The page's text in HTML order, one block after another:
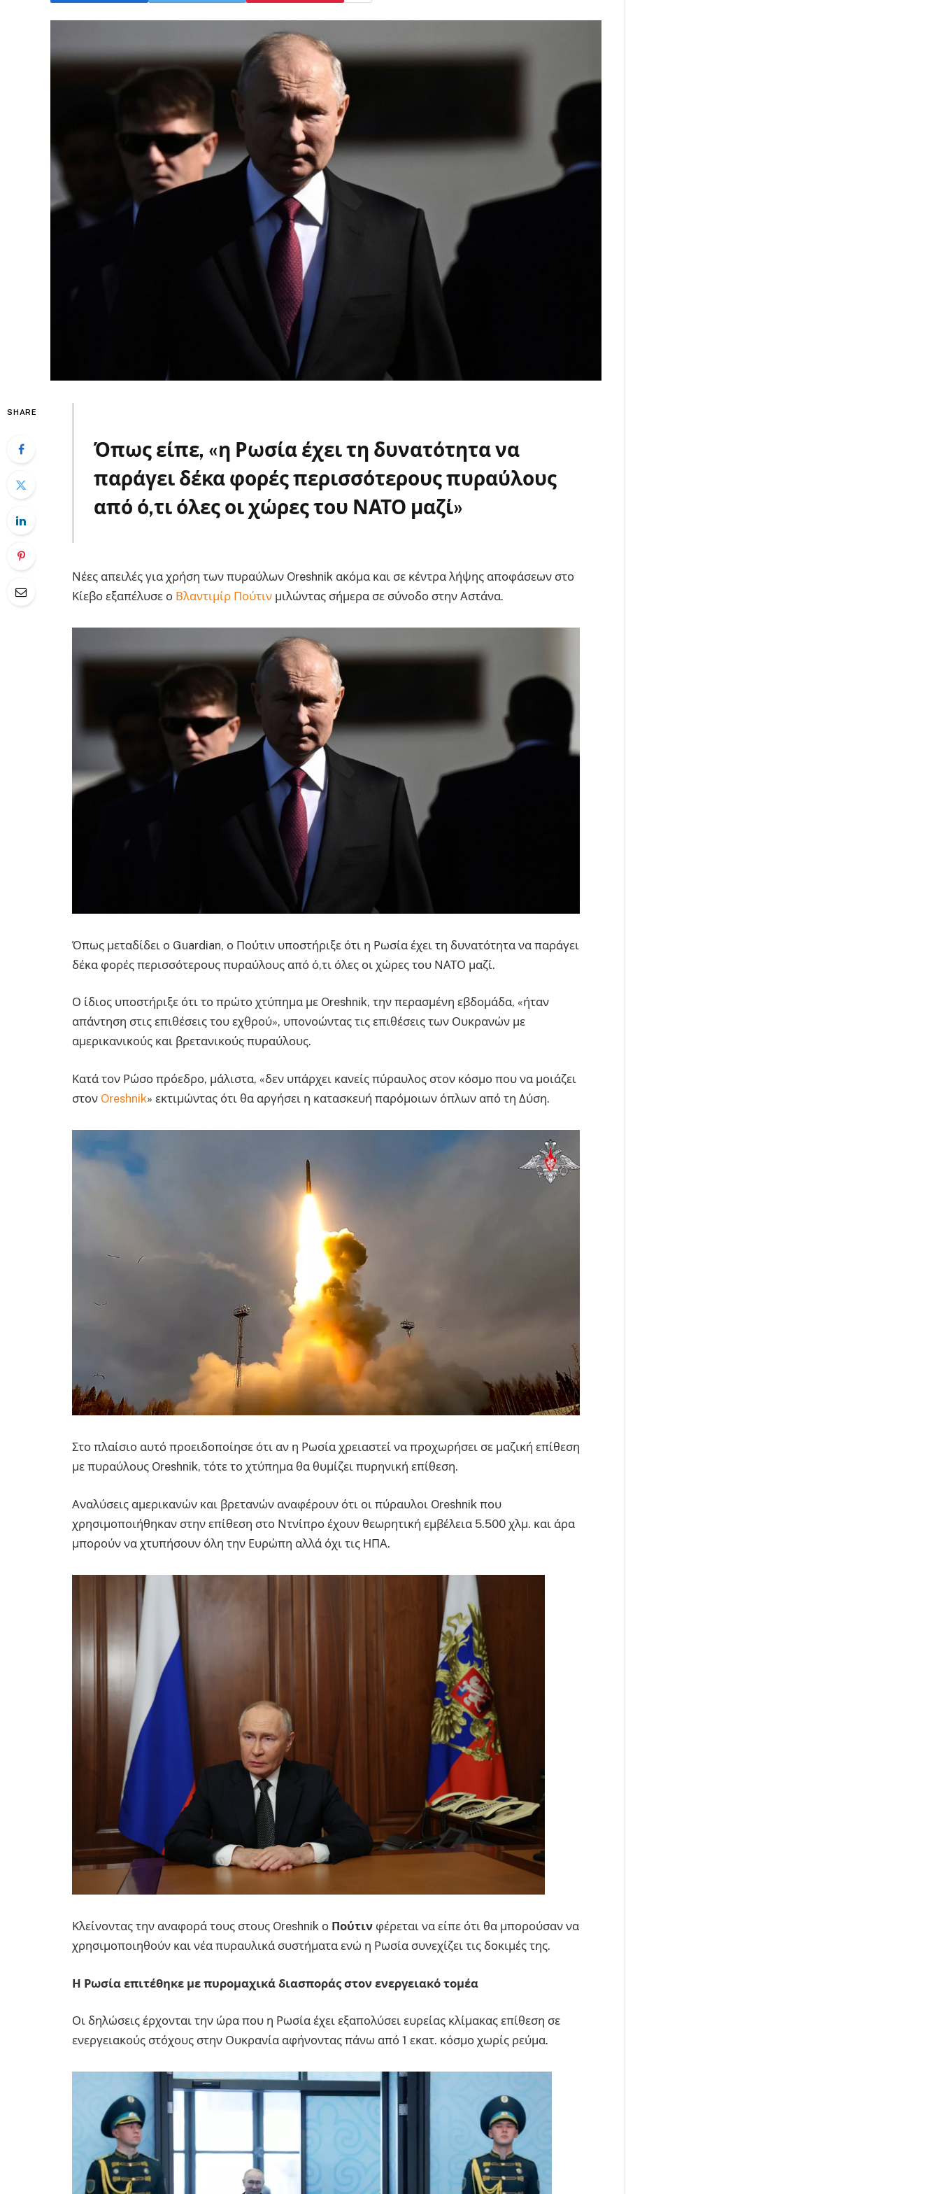
SHARE
Όπως είπε, «η Ρωσία έχει τη δυνατότητα να
παράγει δέκα φορές περισσότερους πυραύλους
από ό,τι όλες οι χώρες του ΝΑΤΟ μαζί»
Νέες απειλές για χρήση των πυραύλων Oreshnik ακόμα και σε κέντρα λήψης αποφάσεων στο
Κίεβο εξαπέλυσε ο Βλαντιμίρ Πούτιν μιλώντας σήμερα σε σύνοδο στην Αστάνα.
Όπως μεταδίδει ο Guardian, ο Πούτιν υποστήριξε ότι η Ρωσία έχει τη δυνατότητα να παράγει
δέκα φορές περισσότερους πυραύλους από ό,τι όλες οι χώρες του ΝΑΤΟ μαζί.
Ο ίδιος υποστήριξε ότι το πρώτο χτύπημα με Oreshnik, την περασμένη εβδομάδα, «ήταν
απάντηση στις επιθέσεις του εχθρού», υπονοώντας τις επιθέσεις των Ουκρανών με
αμερικανικούς και βρετανικούς πυραύλους.
Κατά τον Ρώσο πρόεδρο, μάλιστα, «δεν υπάρχει κανείς πύραυλος στον κόσμο που να μοιάζει
στον Oreshnik» εκτιμώντας ότι θα αργήσει η κατασκευή παρόμοιων όπλων από τη Δύση.
Στο πλαίσιο αυτό προειδοποίησε ότι αν η Ρωσία χρειαστεί να προχωρήσει σε μαζική επίθεση
με πυραύλους Oreshnik, τότε το χτύπημα θα θυμίζει πυρηνική επίθεση.
Αναλύσεις αμερικανών και βρετανών αναφέρουν ότι οι πύραυλοι Oreshnik που
χρησιμοποιήθηκαν στην επίθεση στο Ντνίπρο έχουν θεωρητική εμβέλεια 5.500 χλμ. και άρα
μπορούν να χτυπήσουν όλη την Ευρώπη αλλά όχι τις ΗΠΑ.
Κλείνοντας την αναφορά τους στους Oreshnik ο Πούτιν φέρεται να είπε ότι θα μπορούσαν να
χρησιμοποιηθούν και νέα πυραυλικά συστήματα ενώ η Ρωσία συνεχίζει τις δοκιμές της.
Η Ρωσία επιτέθηκε με πυρομαχικά διασποράς στον ενεργειακό τομέα
Οι δηλώσεις έρχονται την ώρα που η Ρωσία έχει εξαπολύσει ευρείας κλίμακας επίθεση σε
ενεργειακούς στόχους στην Ουκρανία αφήνοντας πάνω από 1 εκατ. κόσμο χωρίς ρεύμα.